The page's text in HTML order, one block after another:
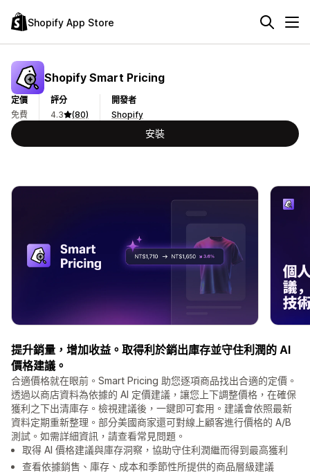
Shopify App Store
Shopify Smart Pricing
定價
免費
評分
4.3
(80)
開發者
Shopify
安裝
提升銷量，增加收益。取得利於銷出庫存並守住利潤的 AI
價格建議。
合適價格就在眼前。Smart Pricing 助您逐項商品找出合適的定價。
透過以商店資料為依據的 AI 定價建議，讓您上下調整價格，在確保
獲利之下出清庫存。檢視建議後，一鍵即可套用。建議會依照最新
資料定期重新整理。部分美國商家還可對線上顧客進行價格的 A/B
測試。如需詳細資訊，請查看常見問題。
取得 AI 價格建議與庫存洞察，協助守住利潤繼而得到最高獲利
查看依據銷售、庫存、成本和季節性所提供的商品層級建議